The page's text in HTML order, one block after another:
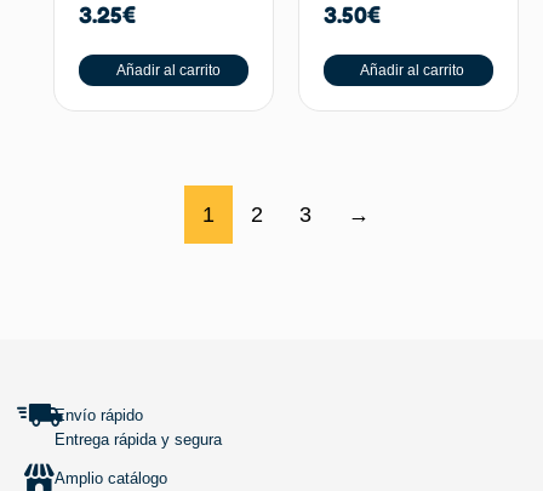
3.25€
Añadir al carrito
3.50€
Añadir al carrito
1 2 3 →
Envío rápido
Entrega rápida y segura
Amplio catálogo